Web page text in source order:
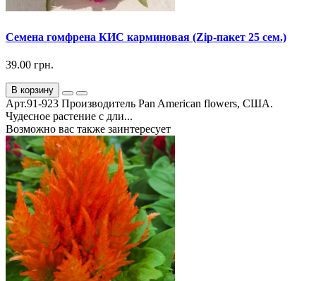
Семена гомфрена КИС карминовая (Zip-пакет 25 сем.)
39.00 грн.
В корзину
Арт.91-923 Производитель Pan American flowers, США.
Чудесное растение с дли...
Возможно вас также заинтересует